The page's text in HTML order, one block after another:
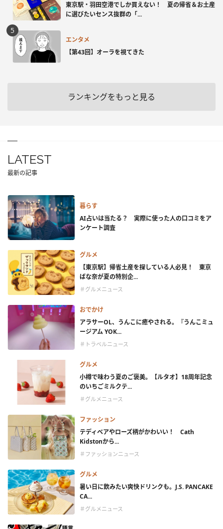
東京駅・羽田空港でしか買えない！ 夏の帰省＆お土産
に選びたいセンス抜群の「...
エンタメ
【第43回】オーラを視てきた
ランキングをもっと見る
LATEST
最新の記事
暮らす
AI占いは当たる？ 実際に使った人の口コミをア
ンケート調査
グルメ
【東京駅】帰省土産を探している人必見！ 東京
ばな奈が夏の特別企...
＃グルメニュース
おでかけ
アラサーOL、うんこに癒やされる。『うんこミュ
ージアム YOK...
＃トラベルニュース
グルメ
小樽で味わう夏のご褒美。【ルタオ】18周年記念
のいちごミルクテ...
＃グルメニュース
ファッション
テディベアやローズ柄がかわいい！ Cath
Kidstonから...
＃ファッションニュース
グルメ
暑い日に飲みたい爽快ドリンクも。J.S. PANCAKE
CA...
＃グルメニュース